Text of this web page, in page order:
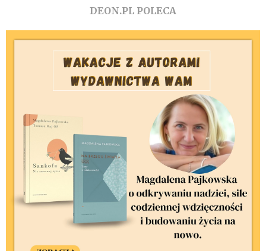
DEON.PL POLECA